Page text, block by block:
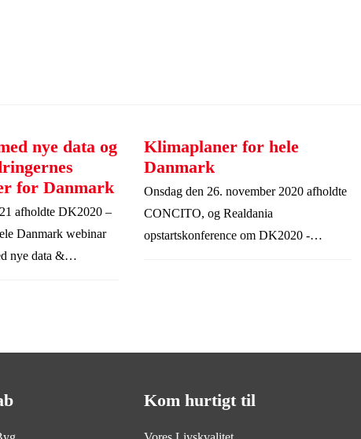
nye data og
for Danmark
afholdte DK2020 –
webinar
nye data &
Klimaplaner for hele
Danmark
Onsdag den 26. november 2020 afholdte
CONCITO, og Realdania
opstartskonference om DK2020 -
Kom hurtigt til